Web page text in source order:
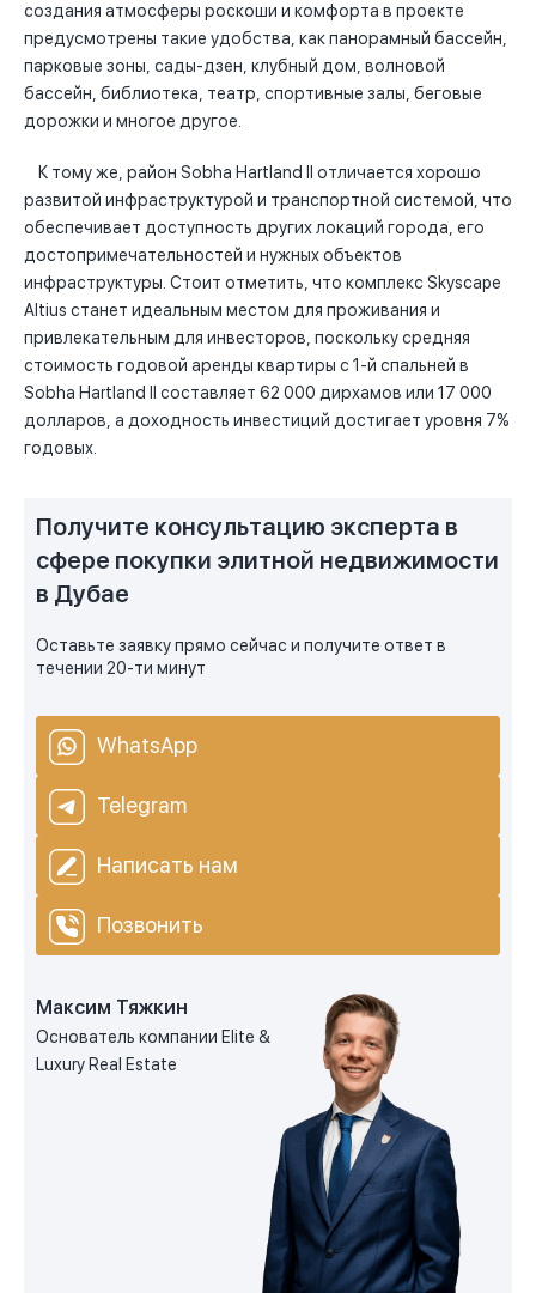
создания атмосферы роскоши и комфорта в проекте
предусмотрены такие удобства, как панорамный бассейн,
парковые зоны, сады-дзен, клубный дом, волновой
бассейн, библиотека, театр, спортивные залы, беговые
дорожки и многое другое.
К тому же, район Sobha Hartland II отличается хорошо
развитой инфраструктурой и транспортной системой, что
обеспечивает доступность других локаций города, его
достопримечательностей и нужных объектов
инфраструктуры. Стоит отметить, что комплекс Skyscape
Altius станет идеальным местом для проживания и
привлекательным для инвесторов, поскольку средняя
стоимость годовой аренды квартиры с 1-й спальней в
Sobha Hartland II составляет 62 000 дирхамов или 17 000
долларов, а доходность инвестиций достигает уровня 7%
годовых.
Получите консультацию эксперта в
сфере покупки элитной недвижимости
в Дубае
Оставьте заявку прямо сейчас и получите ответ в
течении 20-ти минут
WhatsApp
Telegram
Написать нам
Позвонить
Максим Тяжкин
Основатель компании Elite &
Luxury Real Estate